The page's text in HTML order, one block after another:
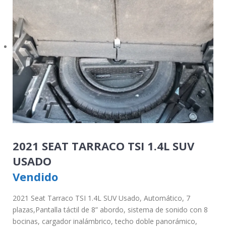
2021 SEAT TARRACO TSI 1.4L SUV
USADO
Vendido
2021 Seat Tarraco TSI 1.4L SUV Usado, Automático, 7
plazas,Pantalla táctil de 8” abordo, sistema de sonido con 8
bocinas, cargador inalámbrico, techo doble panorámico,